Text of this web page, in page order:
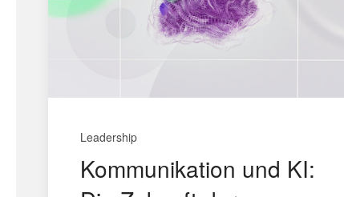
Leadership
Kommunikation und KI: